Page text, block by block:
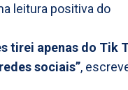
leitura positiva do
tirei apenas do Tik
sociais”,